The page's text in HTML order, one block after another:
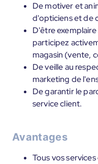
De motiver et
d'opticiens et de
D'être
participez
magasin (vente,
De veille au
marketing de
De garantir le
service client.
Avantages
Tous vos